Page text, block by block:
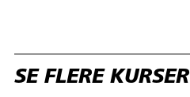
SE FLERE KURSER